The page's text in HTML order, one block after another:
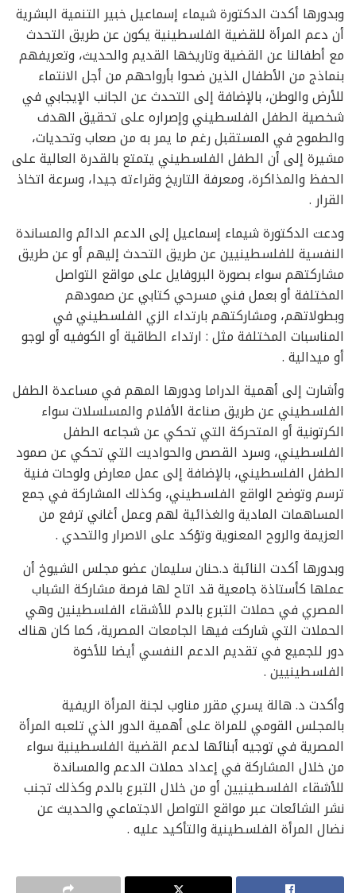
وبدورها أكدت الدكتورة شيماء إسماعيل خبير التنمية البشرية
أن دعم المرأة للقضية الفلسطينية يكون عن طريق التحدث
مع أطفالنا عن القضية وتاريخها القديم والحديث، وتعريفهم
بنماذج من الأطفال الذين ضحوا بأرواحهم من أجل الانتماء
للأرض والوطن، بالإضافة إلى التحدث عن الجانب الإيجابي في
شخصية الطفل الفلسطيني وإصراره على تحقيق الهدف
والطموح في المستقبل رغم ما يمر به من صعاب وتحديات،
مشيرة إلى أن الطفل الفلسطيني يتمتع بالقدرة العالية على
الحفظ والمذاكرة، ومعرفة التاريخ وقراءته جيدا، وسرعة اتخاذ
القرار .
ودعت الدكتورة شيماء إسماعيل إلى الدعم الدائم والمساندة
النفسية للفلسطينيين عن طريق التحدث إليهم أو عن طريق
مشاركتهم سواء بصورة البروفايل على مواقع التواصل
المختلفة أو بعمل فني مسرحي كتابي عن صمودهم
وبطولاتهم، ومشاركتهم بارتداء الزي الفلسطيني في
المناسبات المختلفة مثل : ارتداء الطاقية أو الكوفيه أو لوجو
أو ميدالية .
وأشارت إلى أهمية الدراما ودورها المهم في مساعدة الطفل
الفلسطيني عن طريق صناعة الأفلام والمسلسلات سواء
الكرتونية أو المتحركة التي تحكي عن شجاعه الطفل
الفلسطيني، وسرد القصص والحواديت التي تحكي عن صمود
الطفل الفلسطيني، بالإضافة إلى عمل معارض ولوحات فنية
ترسم وتوضح الواقع الفلسطيني، وكذلك المشاركة في جمع
المساهمات المادية والغذائية لهم وعمل أغاني ترفع من
العزيمة والروح المعنوية وتؤكد على الاصرار والتحدي .
وبدورها أكدت النائبة د.حنان سليمان عضو مجلس الشيوخ أن
عملها كأستاذة جامعية قد اتاح لها فرصة مشاركة الشباب
المصري في حملات التبرع بالدم للأشقاء الفلسطينين وهي
الحملات التي شاركت فيها الجامعات المصرية، كما كان هناك
دور للجميع في تقديم الدعم النفسي أيضا للأخوة
الفلسطينيين .
وأكدت د. هالة يسري مقرر مناوب لجنة المرأة الريفية
بالمجلس القومي للمراة على أهمية الدور الذي تلعبه المرأة
المصرية في توجيه أبنائها لدعم القضية الفلسطينية سواء
من خلال المشاركة في إعداد حملات الدعم والمساندة
للأشقاء الفلسطينيين أو من خلال التبرع بالدم وكذلك تجنب
نشر الشائعات عبر مواقع التواصل الاجتماعي والحديث عن
نضال المرأة الفلسطينية والتأكيد عليه .